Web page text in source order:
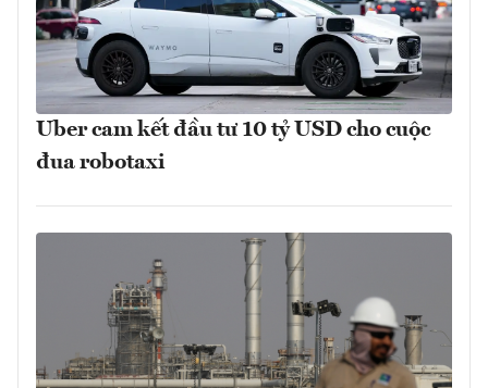
Uber cam kết đầu tư 10 tỷ USD cho cuộc
đua robotaxi